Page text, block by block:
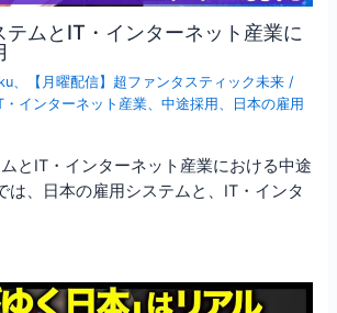
テムとIT・インターネット産業に
、 【月曜配信】超ファンタスティック未来 /
・インターネット産業、中途採用 、
日本の雇用
とIT・インターネット産業における中途
は、日本の雇用システムと、IT・インタ